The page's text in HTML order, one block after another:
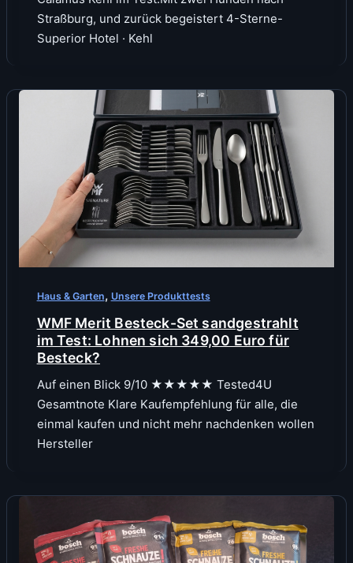
Straßburg, und zurück begeistert 4-Sterne-
Superior Hotel · Kehl
Haus & Garten, Unsere Produkttests
WMF Merit Besteck-Set sandgestrahlt
im Test: Lohnen sich 349,00 Euro für
Besteck?
Auf einen Blick 9/10 ★★★★★ Tested4U
Gesamtnote Klare Kaufempfehlung für alle, die
einmal kaufen und nicht mehr nachdenken wollen
Hersteller